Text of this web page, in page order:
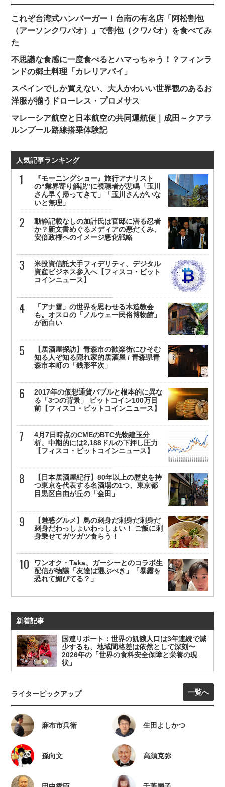
これぞ台湾式ハンバーガー！台南の有名店「阿松割包
（アーソンクワパオ）」で割包（クワパオ）を食べてみ
た
不思議な食感に一度食べるとハマっちゃう！？フィンラ
ンドの郷土料理「カレリアパイ」
スペインでしか買えない、大人かわいい世界観のあるお
洋服が揃うドローレス・プロメサス
マレーシア航空と日本航空の共同運航便｜成田～クアラ
ルンプール路線搭乗体験記
人気記事ランキング
『モーニングショー』旅行アナリスト
の“業界寄り解説”に視聴者が悲鳴「玉川
さん早く帰ってきて」「玉川さんがいな
いと無理」
動静記載なしの加計氏は官邸に潜る忍者
か？新文書めぐるメディアの悪だくみ、
安倍政権へのイメージ悪化戦略
米投資信託大手フィデリティ、デジタル
資産ビジネス参入へ【フィスコ・ビット
コインニュース】
「アナ雪」の世界を思わせる木造教会
も。オスロの「ノルウェー民俗博物館」
が面白い
【居酒屋探訪】青森市の歓楽街にひそむ
知る人ぞ知る隠れ家的居酒屋 / 青森県青
森市本町の「銭形平次」
2017年の仮想通貨バブルと根本的に異な
る「3つの背景」 ビットコイン100万目
前【フィスコ・ビットコインニュース】
4月7日時点のCMEのBTC先物建玉分
析、中期的には2,188ドルの下押し圧力
【フィスコ・ビットコインニュース】
【日本居酒屋紀行】80年以上の歴史を持
つ東京を代表する名酒場の1つ、東京都
目黒区自由が丘の「金田」
【魅惑グルメ】鳥の刺身だ刺身だ刺身だ
刺身だわっしょいわっしょい！ ご飯に刺
身乗せてガツガツ食らう！
ワンオク・Taka、ガーシーとのコラボ生
配信が物議「友達は選ぶべき」「暴露を
恐れて媚びてる？」
新着記事
国連リポート：世界の飢餓人口は3年連続で減
少するも、地域間格差は依然として深刻〜
2026年の「世界の食料安全保障と栄養の現
状」
ライターピックアップ 一覧へ
麻布市兵衛 生田よしかつ
孫向文 高須克弥